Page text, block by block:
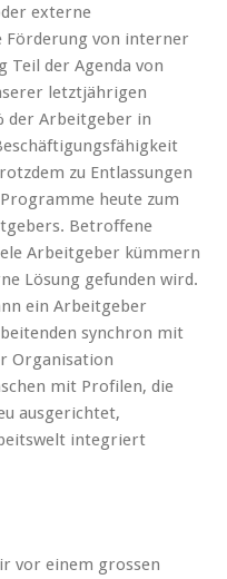
externe
Förderung von interner
Teil der Agenda von
letztjährigen
der Arbeitgeber in
zu Entlassungen
heute zum
Betroffene
Arbeitgeber kümmern
Lösung gefunden wird.
ein Arbeitgeber
synchron mit
Organisation
mit Profilen, die
ausgerichtet,
integriert
vor einem grossen